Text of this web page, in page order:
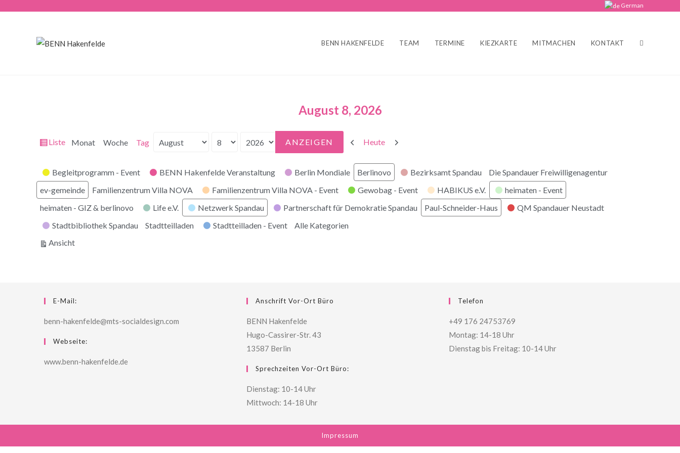
German
BENN HAKENFELDE TEAM TERMINE KIEZKARTE MITMACHEN KONTAKT
August 8, 2026
Ansicht
Liste Monat Woche Tag
Monat
Tag
Jahr
Zurück
Heute Weiter
Kategorien
Begleitprogramm - Event BENN Hakenfelde Veranstaltung Berlin Mondiale Berlinovo Bezirksamt Spandau
Die Spandauer Freiwilligenagentur
ev-gemeinde
Familienzentrum Villa NOVA Familienzentrum Villa NOVA - Event Gewobag - Event HABIKUS e.V.
heimaten - Event
heimaten - GIZ & berlinovo
Life e.V. Netzwerk Spandau Partnerschaft für Demokratie Spandau Paul-Schneider-Haus
QM Spandauer Neustadt
Stadtbibliothek Spandau
Stadtteilladen Stadtteilladen - Event
Alle Kategorien
Ansichtausdrucken
E-Mail:
benn-hakenfelde@mts-socialdesign.com
Webseite:
www.benn-hakenfelde.de
Anschrift Vor-Ort Büro
BENN Hakenfelde
Hugo-Cassirer-Str. 43
13587 Berlin
Sprechzeiten Vor-Ort Büro:
Dienstag: 10-14 Uhr
Mittwoch: 14-18 Uhr
Telefon
+49 176 24753769
Montag: 14-18 Uhr
Dienstag bis Freitag: 10-14 Uhr
Impressum